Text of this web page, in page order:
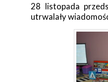
28 listopada
utrwalały